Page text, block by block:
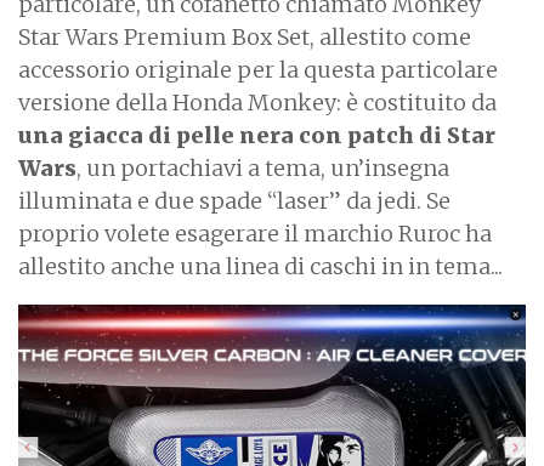
Star Wars Premium Box Set, allestito come
accessorio originale per la questa particolare
versione della Honda Monkey: è costituito da
una giacca di pelle nera con patch di Star
Wars, un portachiavi a tema, un’insegna
illuminata e due spade “laser” da jedi. Se
proprio volete esagerare il marchio Ruroc ha
allestito anche una linea di caschi in in tema...